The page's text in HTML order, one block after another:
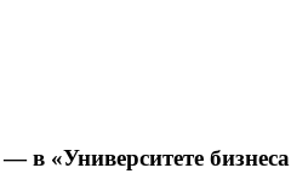
в «Университете